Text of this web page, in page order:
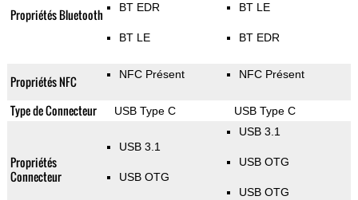
Propriétés Bluetooth BT EDR
BT LE
BT LE
BT EDR
Propriétés NFC NFC Présent NFC Présent
Type de Connecteur USB Type C USB Type C
Propriétés
Connecteur
USB 3.1
USB OTG
USB 3.1
USB OTG
USB OTG